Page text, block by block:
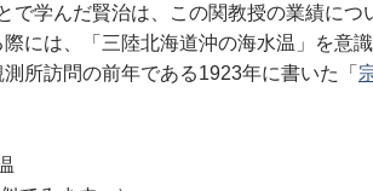
学んだ賢治は、この関教授の業績につ
には、「三陸北海道沖の海水温」を意
所訪問の前年である1923年に書いた「